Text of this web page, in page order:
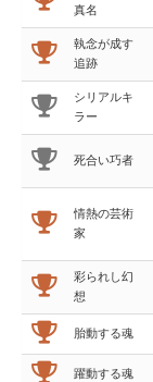
真名
執念が成す
追跡
シリアルキ
ラー
死合い巧者
情熱の芸術
家
彩られし幻
想
胎動する魂
躍動する魂